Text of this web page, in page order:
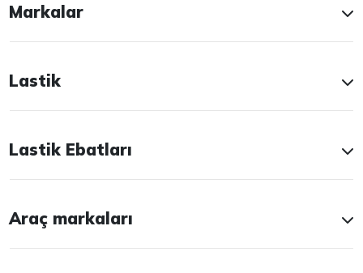
Markalar
Lastik
Lastik Ebatları
Araç markaları